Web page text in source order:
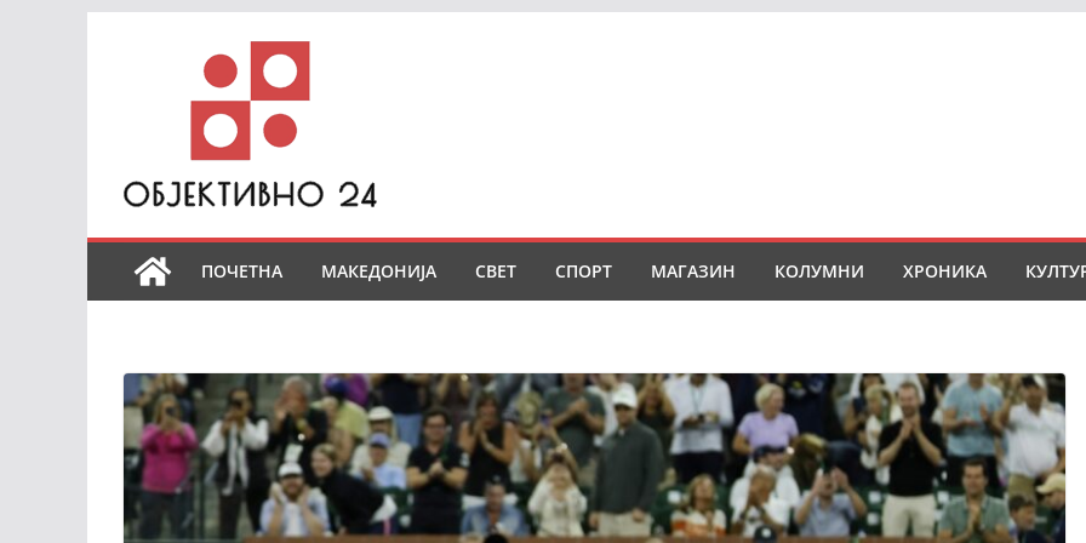
ПОЧЕТНА МАКЕДОНИЈА СВЕТ СПОРТ МАГАЗИН КОЛУМНИ ХРОНИКА